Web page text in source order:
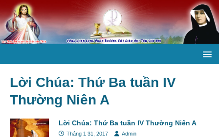
Lời Chúa: Thứ Ba tuần IV
Thường Niên A
Lời Chúa: Thứ Ba tuần IV Thường Niên A
Tháng 1 31, 2017 Admin